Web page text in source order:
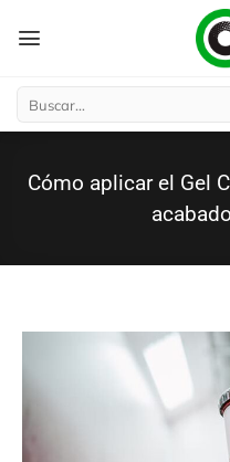
Buscar
Cómo aplicar el Gel